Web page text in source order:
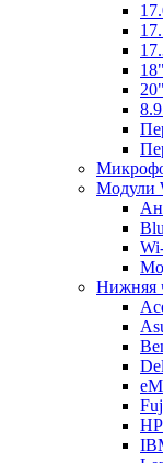
18"
20"
Модули
Нижняя
HP